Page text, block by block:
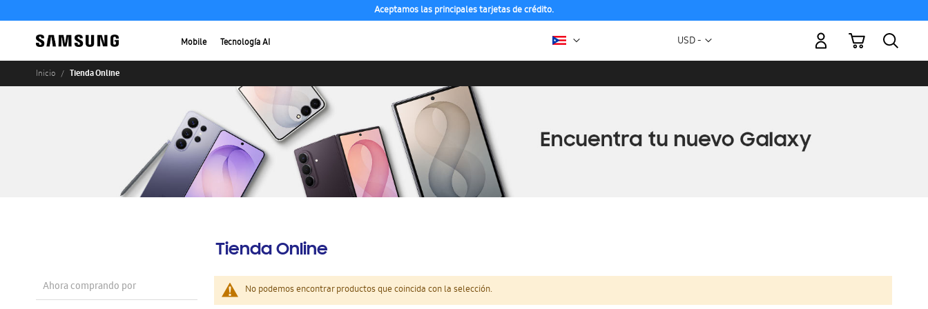
Aceptamos las principales tarjetas de crédito.
Mobile Tecnología AI Moneda
USD -
Mi carrito
Inicio Tienda Online
Tienda Online
No podemos encontrar productos que coincida con la selección.
Ahora comprando por